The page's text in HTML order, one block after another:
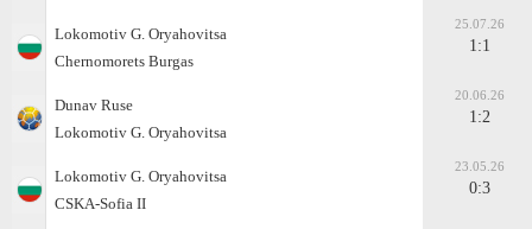
Lokomotiv G. Oryahovitsa
Chernomorets Burgas
25.07.26
1:1
Dunav Ruse
Lokomotiv G. Oryahovitsa
20.06.26
1:2
Lokomotiv G. Oryahovitsa
CSKA-Sofiа II
23.05.26
0:3